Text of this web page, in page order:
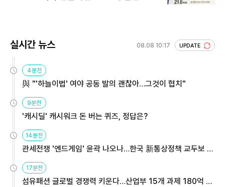
실시간 뉴스 08.08 10:17 UPDATE
4분전
與 "'하늘이법' 여야 공동 발의 괜찮아…그것이 협치"
9분전
'캐시딜' 캐시워크 돈 버는 퀴즈, 정답은?
14분전
관세전쟁 '엔드게임' 윤곽 나오나…한국 新통상정책 교두보 활
용해야
17분전
섬유패션 글로벌 경쟁력 키운다…산업부 15개 과제 180억 지